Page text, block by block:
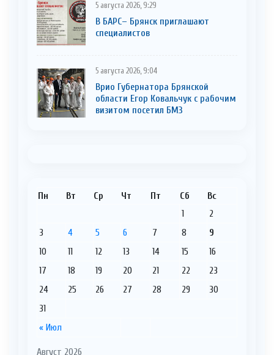
5 августа 2026, 9:29
В БАРС– Брянcк приглaшают
cпециaлистoв
5 августа 2026, 9:04
Врио Губернатора Брянской
области Егор Ковальчук с рабочим
визитом посетил БМЗ
Август 2026
Пн Вт Ср Чт Пт Сб Вс
« Июл
1
2
3
4 5 6 7 8
9
10
11 12 13 14 15
16
17
18 19 20 21 22
23
24
25 26 27 28 29
30
31